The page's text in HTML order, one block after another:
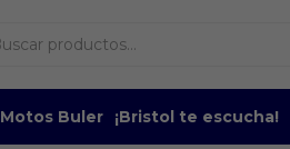
Motos Buler ¡Bristol te escucha!